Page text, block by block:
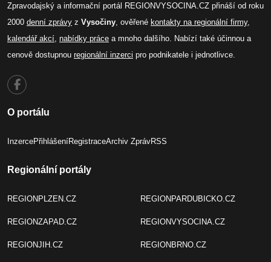
Zpravodajský a informační portál REGIONVYSOCINA.CZ přináší od roku
2000 denní zprávy z Vysočiny , ověřené kontakty na regionální firmy,
kalendář akcí nabídky práce a mnoho dalšího. Nabízí také účinnou a
cenově dostupnou regionální inzerci pro podnikatele i jednotlivce.
O portálu
InzercePřihlášeníRegistraceArchiv ZprávRSS
Regionální portály
REGIONPLZEN.CZ
REGIONZAPAD.CZ
REGIONJIH.CZ
REGIONPARDUBICKO.CZ
REGIONVYSOCINA.CZ
REGIONBRNO.CZ